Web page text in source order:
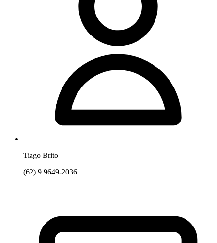
Tiago Brito
(62) 9.9649-2036